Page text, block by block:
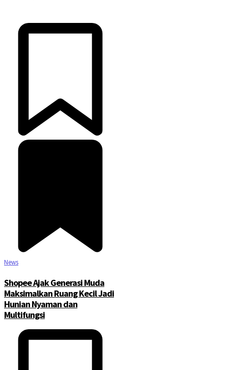
News
Shopee Ajak Generasi Muda
Maksimalkan Ruang Kecil Jadi
Hunian Nyaman dan
Multifungsi